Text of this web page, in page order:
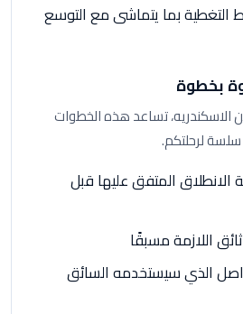
التغطية بما يتماشى مع التوسع
بخطوة
تساعد هذه الخطوات
لرحلتكم.
المتفق عليها قبل
اللازمة مسبقًا
الذي سيستخدمه السائق